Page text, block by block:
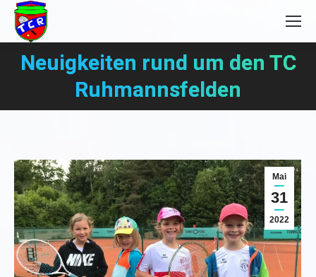
Neuigkeiten rund um den TC
Ruhmannsfelden
Mai
31
2022